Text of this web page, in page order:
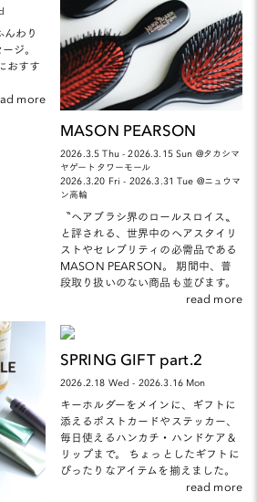
わり
ジ。
おすす
more
MASON PEARSON
2026.3.5 Thu - 2026.3.15 Sun @タカシマ
ヤゲートタワーモール
2026.3.20 Fri - 2026.3.31 Tue @ニュウマ
ン高輪
〝ヘアブラシ界のロールスロイス〟
と評される、世界中のヘアスタイリ
ストやセレブリティの必需品である
MASON PEARSON。 期間中、普
段取り扱いのない商品も並びます。
read more
SPRING GIFT part.2
2026.2.18 Wed - 2026.3.16 Mon
キーホルダーをメインに、ギフトに
添えるポストカードやステッカー、
毎日使えるハンカチ・ハンドケア＆
リップまで。 ちょっとしたギフトに
ぴったりなアイテムを揃えました。
read more